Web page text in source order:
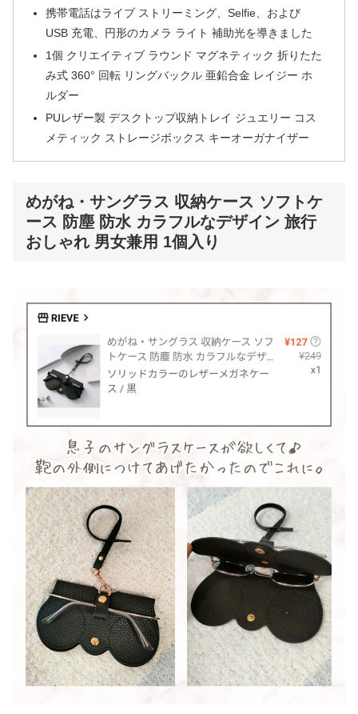
携帯電話はライブ ストリーミング、Selfie、および
USB 充電、円形のカメラ ライト 補助光を導きました
1個 クリエイティブ ラウンド マグネティック 折りたた
み式 360° 回転 リングバックル 亜鉛合金 レイジー ホ
ルダー
PUレザー製 デスクトップ収納トレイ ジュエリー コス
メティック ストレージボックス キーオーガナイザー
めがね・サングラス 収納ケース ソフトケ
ース 防塵 防水 カラフルなデザイン 旅行
おしゃれ 男女兼用 1個入り